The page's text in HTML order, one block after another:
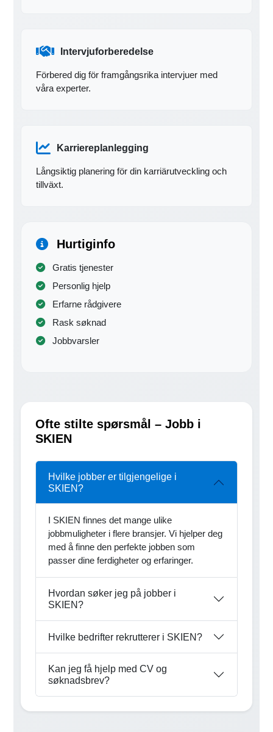
Intervjuforberedelse
Förbered dig för framgångsrika intervjuer med
våra experter.
Karriereplanlegging
Långsiktig planering för din karriärutveckling och
tillväxt.
Hurtiginfo
Gratis tjenester
Personlig hjelp
Erfarne rådgivere
Rask søknad
Jobbvarsler
Ofte stilte spørsmål – Jobb i
SKIEN
Hvilke jobber er tilgjengelige i
SKIEN?
I SKIEN finnes det mange ulike
jobbmuligheter i flere bransjer. Vi hjelper deg
med å finne den perfekte jobben som
passer dine ferdigheter og erfaringer.
Hvordan søker jeg på jobber i
SKIEN?
Hvilke bedrifter rekrutterer i SKIEN?
Kan jeg få hjelp med CV og
søknadsbrev?